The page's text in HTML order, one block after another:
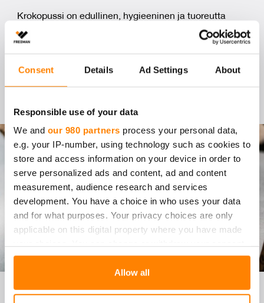
Consent Details Ad Settings About
Responsible use of your data
We and our 980 partners process your personal data,
e.g. your IP-number, using technology such as cookies to
store and access information on your device in order to
serve personalized ads and content, ad and content
measurement, audience research and services
development. You have a choice in who uses your data
and for what purposes. Your privacy choices are only
applicable on this digital property where you have made
any time from the Cookie Declaration or by clicking on
Allow all
Krokopussi on edullinen, hygieeninen ja tuoreutta
suojaava pakkausratkaisu useille erilaisille ruoka-
annoksille. Toimiva elintarvikepakkaus esimerkiksi
KAR­TON­KI­SET KOL­MIO­LEI­